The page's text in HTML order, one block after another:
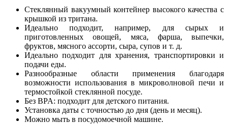
Стеклянный вакуумный контейнер высокого качества с
крышкой из тритана.
Идеально подходит, например, для сырых и
приготовленных овощей, мяса, фарша, выпечки,
фруктов, мясного ассорти, сыра, супов и т. д.
Идеально подходит для хранения, транспортировки и
подачи еды.
Разнообразные области применения благодаря
возможности использования в микроволновой печи и
термостойкой стеклянной посуде.
Без BPA: подходит для детского питания.
Установка даты с точностью до дня (день и месяц).
Можно мыть в посудомоечной машине.